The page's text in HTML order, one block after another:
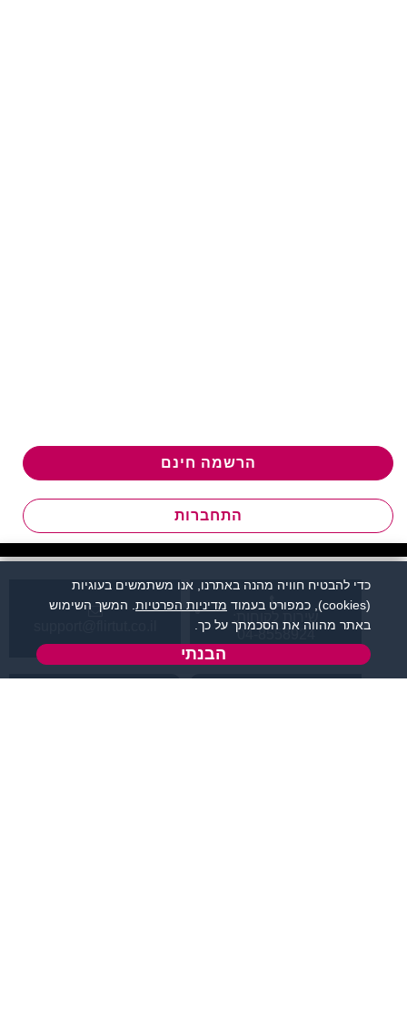
הרשמה חינם
התחברות
04-8558924
כדי להבטיח חוויה מהנה באתרנו, אנו משתמשים בעוגיות
(cookies), כמפורט בעמוד
מדיניות הפרטיות . המשך השימוש
באתר מהווה את הסכמתך על כך.
הבנתי